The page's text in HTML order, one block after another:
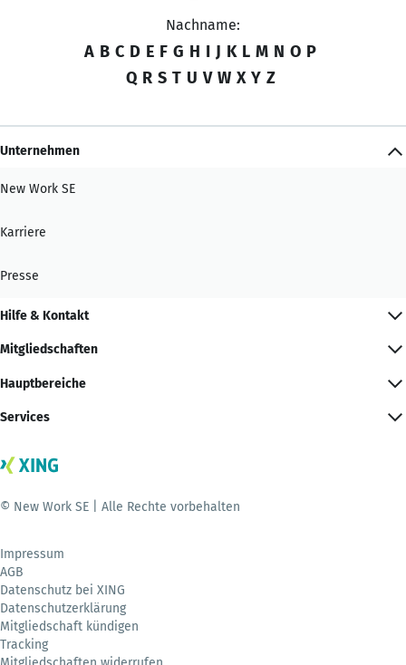
Nachname:
A B C D E F G H I J K L M N O P
Q R S T U V W X Y Z
Unternehmen
New Work SE
Karriere
Presse
Hilfe & Kontakt
Mitgliedschaften
Hauptbereiche
Services
© New Work SE | Alle Rechte vorbehalten
Impressum
AGB
Datenschutz bei XING
Datenschutzerklärung
Mitgliedschaft kündigen
Tracking